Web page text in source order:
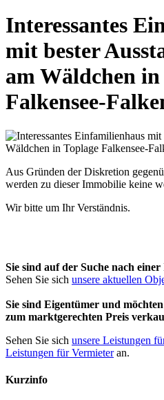
Interessantes
mit bester
am Wäldchen in
Falkensee-
Aus Gründen der Diskretion
werden zu dieser Immobilie keine
Wir bitte um Ihr Verständnis.
Sie sind auf der Suche nach
Sehen Sie sich unsere aktuellen
Sie sind Eigentümer und
zum marktgerechten Preis
Sehen Sie sich unsere Leistungen
Leistungen für Vermieteran.
Kurzinfo